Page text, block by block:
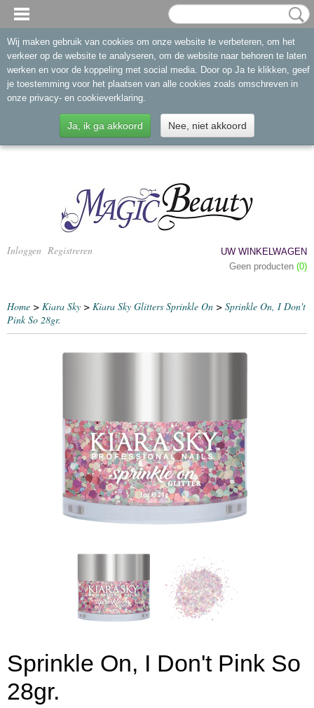
Inloggen Registreren
UW WINKELWAGEN
Geen producten (0)
Home > Kiara Sky > Kiara Sky Glitters Sprinkle On > Sprinkle On, I Don't
Pink So 28gr.
Sprinkle On, I Don't Pink So
28gr.
Wij maken gebruik van cookies om onze website te verbeteren, om het
verkeer op de website te analyseren, om de website naar behoren te laten
werken en voor de koppeling met social media. Door op Ja te klikken, geef
je toestemming voor het plaatsen van alle cookies zoals omschreven in
onze privacy- en cookieverklaring.
Ja, ik ga akkoord Nee, niet akkoord